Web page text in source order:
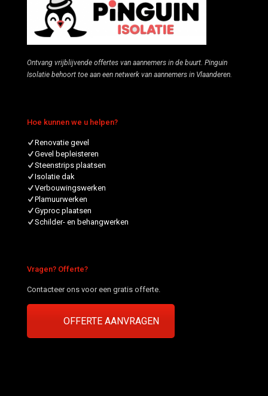
Ontvang vrijblijvende offertes van aannemers in de buurt. Pinguin
Isolatie behoort toe aan een netwerk van aannemers in Vlaanderen.
Hoe kunnen we u helpen?
Renovatie gevel
Gevel bepleisteren
Steenstrips plaatsen
Isolatie dak
Verbouwingswerken
Plamuurwerken
Gyproc plaatsen
Schilder- en behangwerken
Vragen? Offerte?
Contacteer ons voor een gratis offerte.
OFFERTE AANVRAGEN